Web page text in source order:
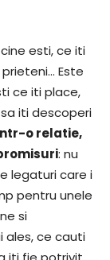
esti, ce iti
Este
ce iti place,
iti descoperi
o relatie,
: nu
legaturi care i
pentru unele
si
ce cauti